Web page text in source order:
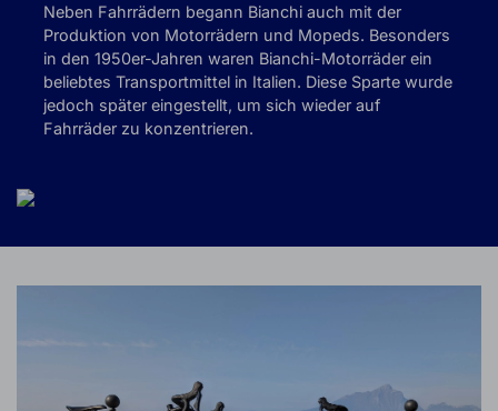
Neben Fahrrädern begann Bianchi auch mit der
Produktion von Motorrädern und Mopeds. Besonders
in den 1950er-Jahren waren Bianchi-Motorräder ein
beliebtes Transportmittel in Italien. Diese Sparte wurde
jedoch später eingestellt, um sich wieder auf
Fahrräder zu konzentrieren.